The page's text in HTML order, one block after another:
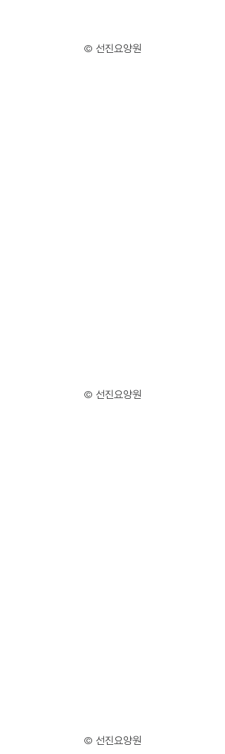
© 선진요양원
© 선진요양원
© 선진요양원